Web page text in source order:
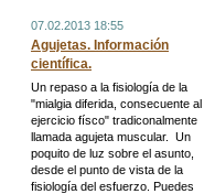
07.02.2013 18:55
Agujetas. Información
científica.
Un repaso a la fisiología de la
"mialgia diferida, consecuente al
ejercicio físco" tradiconalmente
llamada agujeta muscular. Un
poquito de luz sobre el asunto,
desde el punto de vista de la
fisiología del esfuerzo. Puedes